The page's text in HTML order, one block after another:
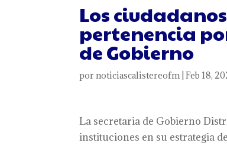
Los
pertenencia
de Gobierno
pornoticiascalistereofm|Feb 18,
La secretaria de Gobierno
instituciones en su estrategia